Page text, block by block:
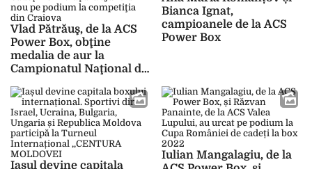
Vlad Pătrăuş, de la ACS
Power Box, obţine
medalia de aur la
Campionatul Naţional de
ajuns din nou pe podium
la competiţia din Craiova
Bianca Ignat,
campioanele de la ACS
Power Box
Iașul devine capitala
Iulian Mangalagiu, de la